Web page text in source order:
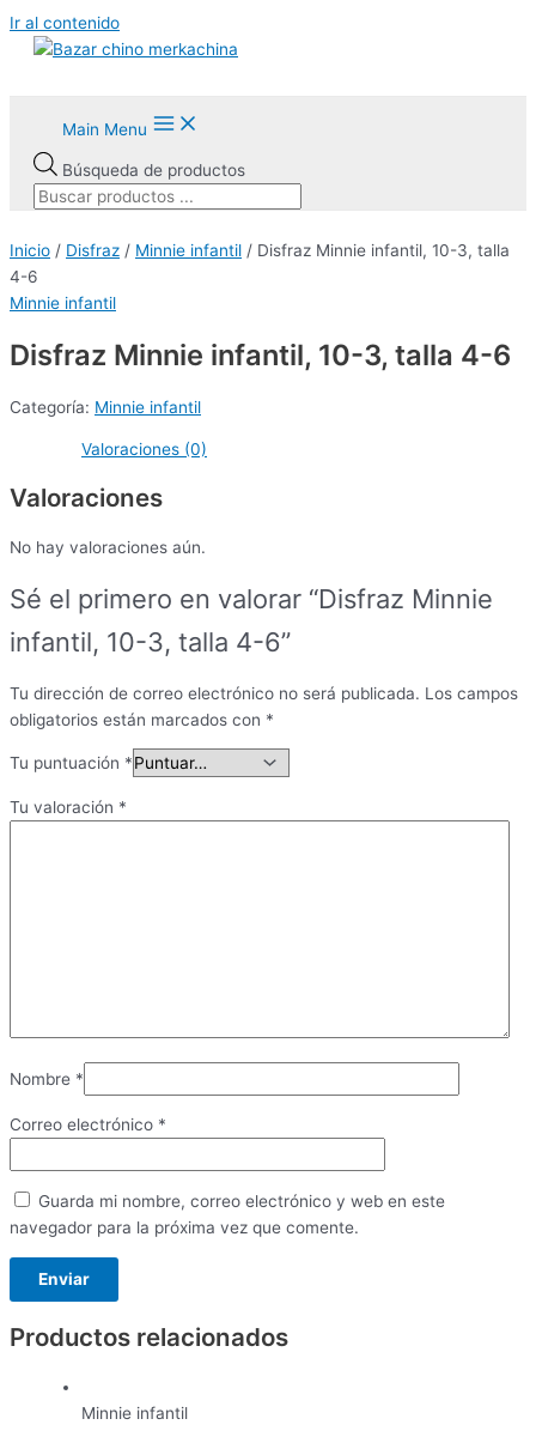
Ir al contenido
Main Menu
Búsqueda de productos
AGOTADO
Inicio / Disfraz / Minnie infantil / Disfraz Minnie infantil, 10-3, talla
4-6
Minnie infantil
Disfraz Minnie infantil, 10-3, talla 4-6
Categoría: Minnie infantil
Valoraciones (0)
Valoraciones
No hay valoraciones aún.
Sé el primero en valorar “Disfraz Minnie
infantil, 10-3, talla 4-6”
Tu dirección de correo electrónico no será publicada. Los campos
obligatorios están marcados con *
Tu puntuación *
Tu valoración *
Nombre *
Correo electrónico *
Guarda mi nombre, correo electrónico y web en este
navegador para la próxima vez que comente.
Productos relacionados
Minnie infantil